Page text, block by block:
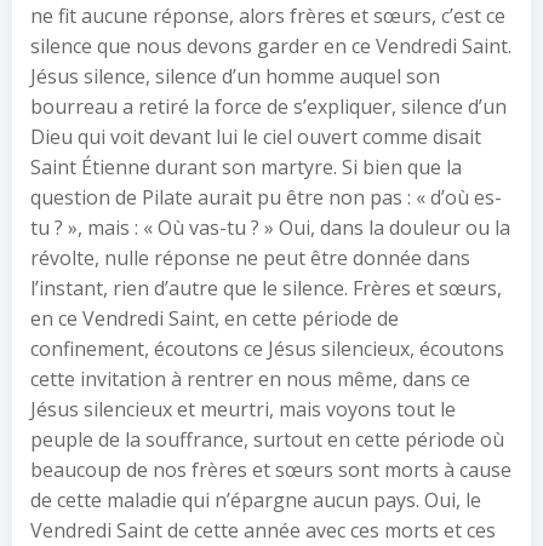
ne fit aucune réponse, alors frères et sœurs, c’est ce
silence que nous devons garder en ce Vendredi Saint.
Jésus silence, silence d’un homme auquel son
bourreau a retiré la force de s’expliquer, silence d’un
Dieu qui voit devant lui le ciel ouvert comme disait
Saint Étienne durant son martyre. Si bien que la
question de Pilate aurait pu être non pas : « d’où es-
tu ? », mais : « Où vas-tu ? » Oui, dans la douleur ou la
révolte, nulle réponse ne peut être donnée dans
l’instant, rien d’autre que le silence. Frères et sœurs,
en ce Vendredi Saint, en cette période de
confinement, écoutons ce Jésus silencieux, écoutons
cette invitation à rentrer en nous même, dans ce
Jésus silencieux et meurtri, mais voyons tout le
peuple de la souffrance, surtout en cette période où
beaucoup de nos frères et sœurs sont morts à cause
de cette maladie qui n’épargne aucun pays. Oui, le
Vendredi Saint de cette année avec ces morts et ces